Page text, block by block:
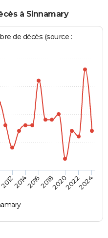
à Sinnamary
de décès (source :
201420162018202020222024